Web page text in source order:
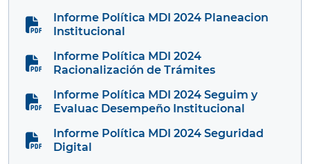
Informe Política MDI 2024 Planeacion
Institucional
Informe Política MDI 2024
Racionalización de Trámites
Informe Política MDI 2024 Seguim y
Evaluac Desempeño Institucional
Informe Política MDI 2024 Seguridad
Digital